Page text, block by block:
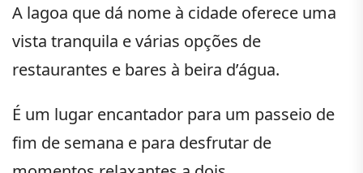
A lagoa que dá nome à cidade oferece uma
vista tranquila e várias opções de
restaurantes e bares à beira d’água.
É um lugar encantador para um passeio de
fim de semana e para desfrutar de